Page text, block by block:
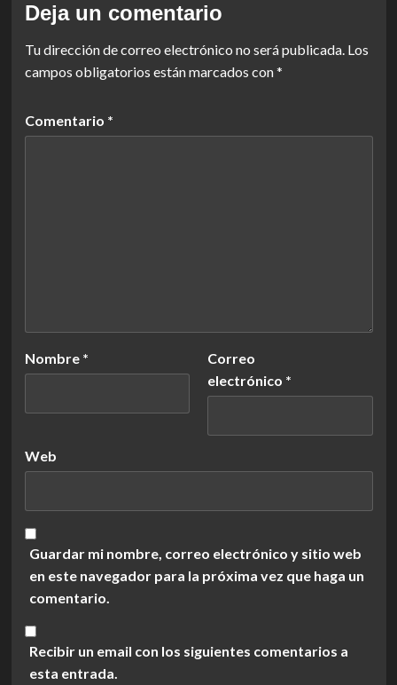
Deja un comentario
Tu dirección de correo electrónico no será publicada. Los
campos obligatorios están marcados con*
Comentario *
Nombre *
Correo
electrónico *
Web
Guardar mi nombre, correo electrónico y sitio web
en este navegador para la próxima vez que haga un
comentario.
Recibir un email con los siguientes comentarios a
esta entrada.